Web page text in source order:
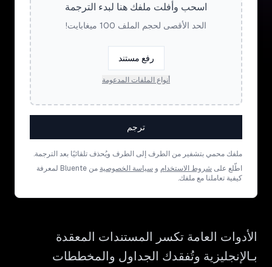
اسحب وأفلت ملفك هنا لبدء الترجمة
الحد الأقصى لحجم الملف 100 ميغابايت!
رفع مستند
أنواع الملفات المدعومة
ترجم
ملفك محمي بتشفير من الطرف إلى الطرف ويُحذف تلقائيًا بعد الترجمة.
اطّلع على شروط الاستخدام و سياسة الخصوصية
من Bluente لمعرفة
كيفية تعاملنا مع ملفك.
الأدوات العامة تكسر المستندات المعقدة
بـالإنجليزية وتُفقدك الجداول والمخططات